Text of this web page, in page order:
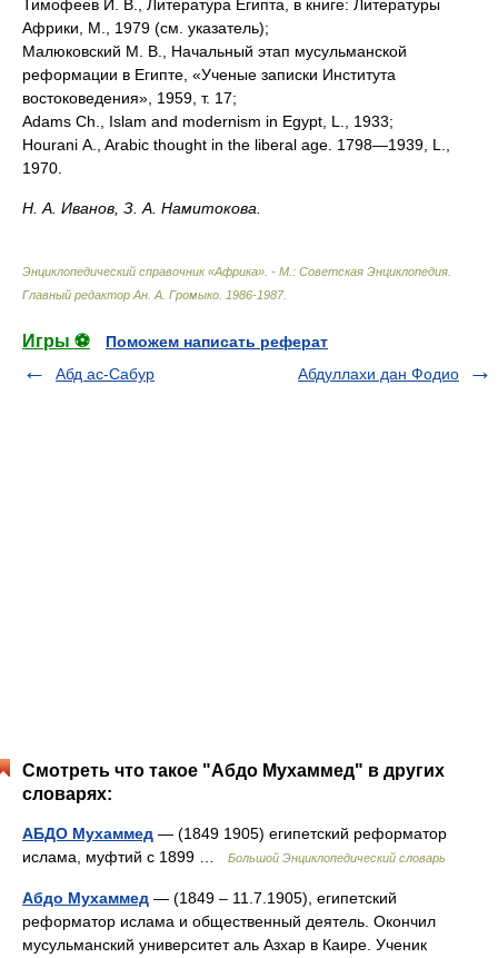
Тимофеев И. В., Литература Египта, в книге: Литературы
Африки, М., 1979 (см. указатель);
Малюковский М. В., Начальный этап мусульманской
реформации в Египте, «Ученые записки Института
востоковедения», 1959, т. 17;
Adams Ch., Islam and modernism in Egypt, L., 1933;
Hourani A., Arabic thought in the liberal age. 1798—1939, L.,
1970.
Н. А. Иванов, З. А. Намитокова.
Энциклопедический справочник «Африка». - М.: Советская Энциклопедия
Главный редактор Ан. А. Громыко 1986-1987.
Игры ⚽
Поможем написать реферат
Абд ас-Сабур
Абдуллахи дан Фодио
Смотреть что такое "Абдо Мухаммед" в других
словарях:
АБДО Мухаммед — (1849 1905) египетский реформатор
ислама, муфтий с 1899 …
Большой Энциклопедический словарь
Абдо Мухаммед — (1849 ‒ 11.7.1905), египетский
реформатор ислама и общественный деятель. Окончил
мусульманский университет аль Азхар в Каире. Ученик